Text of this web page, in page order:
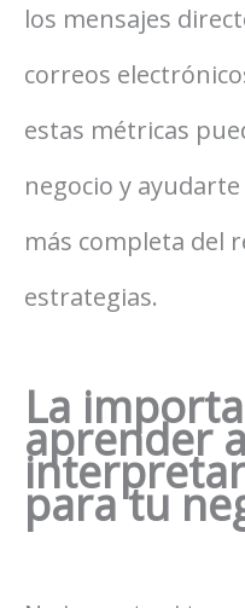
los mensajes
correos
estas métricas
negocio y
más completa del
estrategias.
La
aprender
para tu